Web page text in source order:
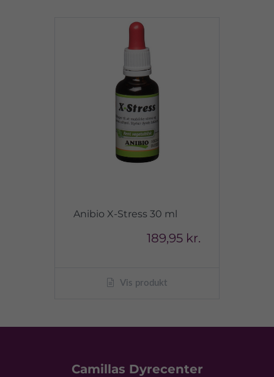
Anibio X-Stress 30 ml
189,95 kr.
Vis produkt
Camillas Dyrecenter